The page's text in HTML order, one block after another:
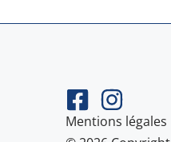
Mentions légales